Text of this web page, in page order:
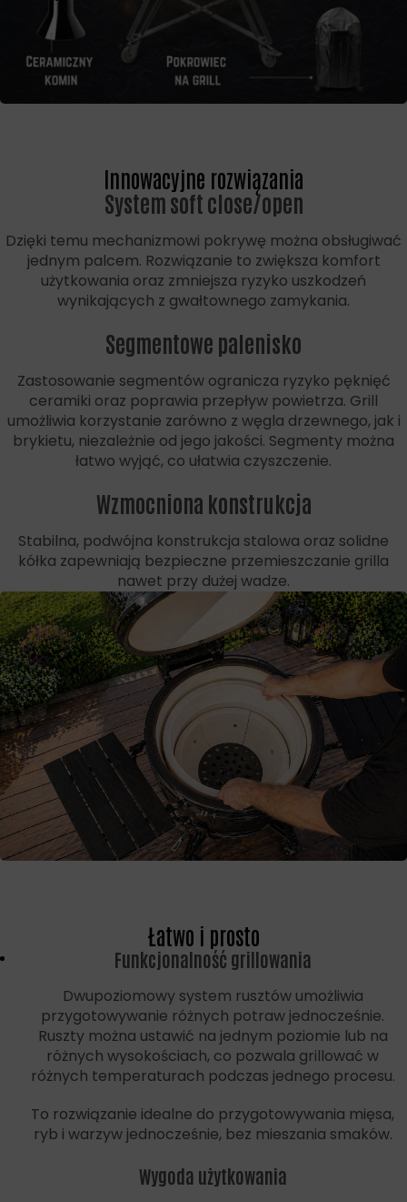
Innowacyjne rozwiązania
System soft close/open
Dzięki temu mechanizmowi pokrywę można obsługiwać
jednym palcem. Rozwiązanie to zwiększa komfort
użytkowania oraz zmniejsza ryzyko uszkodzeń
wynikających z gwałtownego zamykania.
Segmentowe palenisko
Zastosowanie segmentów ogranicza ryzyko pęknięć
ceramiki oraz poprawia przepływ powietrza. Grill
umożliwia korzystanie zarówno z węgla drzewnego, jak i
brykietu, niezależnie od jego jakości. Segmenty można
łatwo wyjąć, co ułatwia czyszczenie.
Wzmocniona konstrukcja
Stabilna, podwójna konstrukcja stalowa oraz solidne
kółka zapewniają bezpieczne przemieszczanie grilla
nawet przy dużej wadze.
Łatwo i prosto
Funkcjonalność grillowania
Dwupoziomowy system rusztów umożliwia
przygotowywanie różnych potraw jednocześnie.
Ruszty można ustawić na jednym poziomie lub na
różnych wysokościach, co pozwala grillować w
różnych temperaturach podczas jednego procesu.
To rozwiązanie idealne do przygotowywania mięsa,
ryb i warzyw jednocześnie, bez mieszania smaków.
Wygoda użytkowania